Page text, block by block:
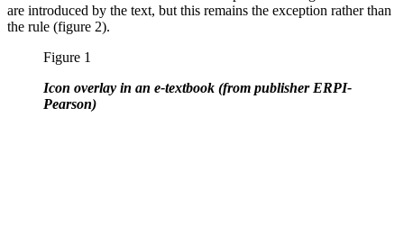
are introduced by the text, but this remains the exception rather than
the rule (figure 2).
Figure 1
Icon overlay in an e-textbook (from publisher ERPI-
Pearson)